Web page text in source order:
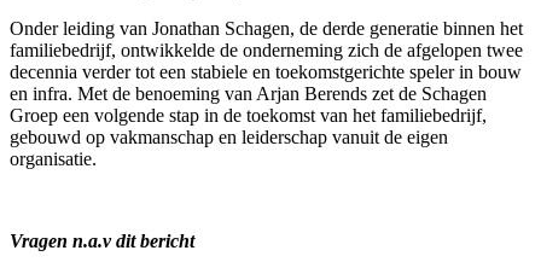
Onder leiding van Jonathan Schagen, de derde generatie binnen het
familiebedrijf, ontwikkelde de onderneming zich de afgelopen twee
decennia verder tot een stabiele en toekomstgerichte speler in bouw
en infra. Met de benoeming van Arjan Berends zet de Schagen
Groep een volgende stap in de toekomst van het familiebedrijf,
gebouwd op vakmanschap en leiderschap vanuit de eigen
organisatie.
Vragen n.a.v dit bericht